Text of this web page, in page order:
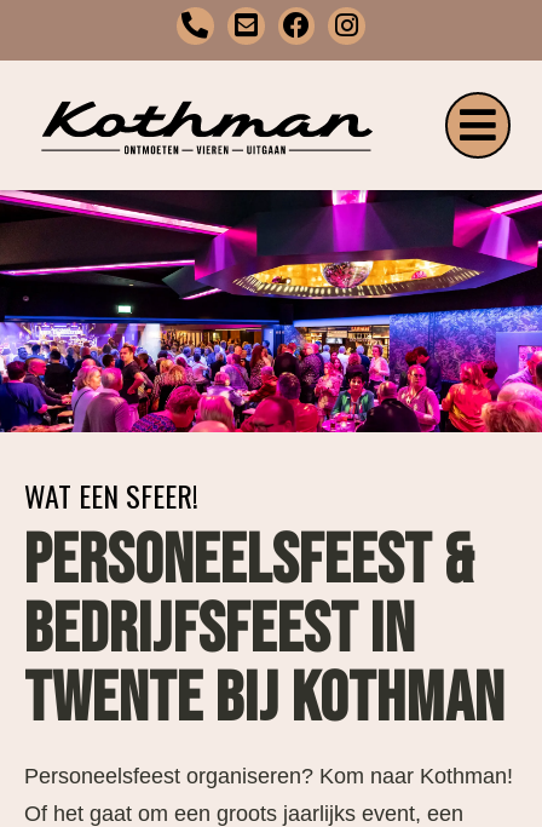
WAT EEN SFEER!
PERSONEELSFEEST &
BEDRIJFSFEEST IN
TWENTE BIJ KOTHMAN
Personeelsfeest organiseren? Kom naar Kothman!
Of het gaat om een groots jaarlijks event, een